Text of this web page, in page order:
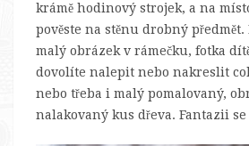
krámě hodinový strojek, a na
pověste na stěnu drobný předmět.
malý obrázek v rámečku, fotka
dovolíte nalepit nebo nakreslit
nebo třeba i malý pomalovaný,
nalakovaný kus dřeva. Fantazii